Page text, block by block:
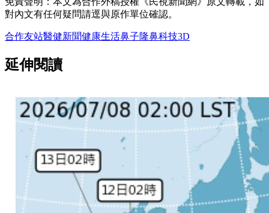
對內文有任何疑問請逕與原作單位確認。
合作友站醫健新聞健康生活鼻子隆鼻科技3D
延伸閱讀